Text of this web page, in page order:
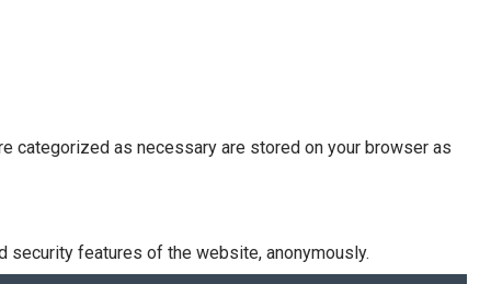
categorized as necessary are stored on your browser as
features of the website, anonymously.